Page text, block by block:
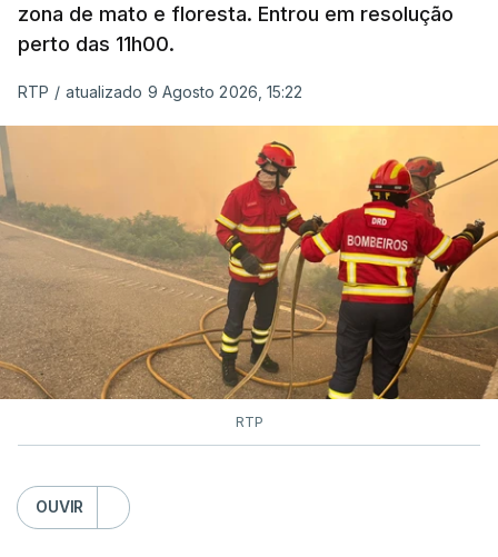
zona de mato e floresta. Entrou em resolução
perto das 11h00.
RTP / atualizado 9 Agosto 2026, 15:22
RTP
OUVIR